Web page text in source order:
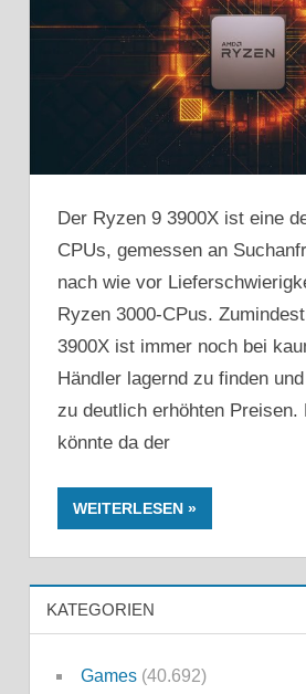
Der Ryzen 9 3900X ist eine
CPUs, gemessen an
nach wie vor
Ryzen 3000-CPus.
3900X ist immer noch bei
Händler lagernd zu finden
zu deutlich erhöhten Preisen.
könnte da der
WEITERLESEN
KATEGORIEN
Games(40.692)